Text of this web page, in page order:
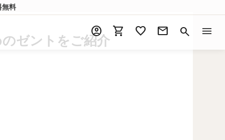
無料
account_circle shopping_cart favorite mail search menu
ゼントをご紹介